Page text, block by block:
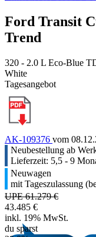
Ford Transit
Trend
320 - 2.0 L Eco-Blue
White
Tagesangebot
AK-109376 vom
Neubestellung ab
Lieferzeit: 5,5 - 9
Neuwagen
mit Tageszulassung
UPE 61.279 €
43.485 €
inkl. 19% MwSt.
du sparst